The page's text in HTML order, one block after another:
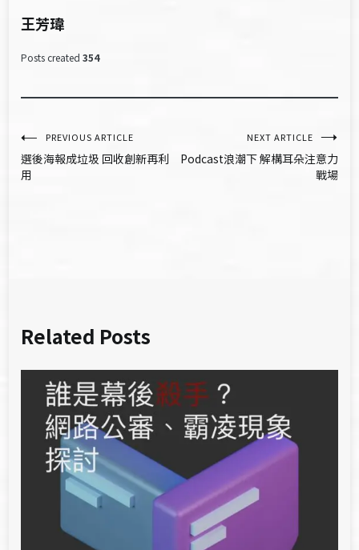
王芳瑋
Posts created 354
文
章
PREVIOUS ARTICLE
選後海報成垃圾 回收創新再利
用
NEXT ARTICLE
Podcast浪潮下 解構耳朵注意力
戰場
Related Posts